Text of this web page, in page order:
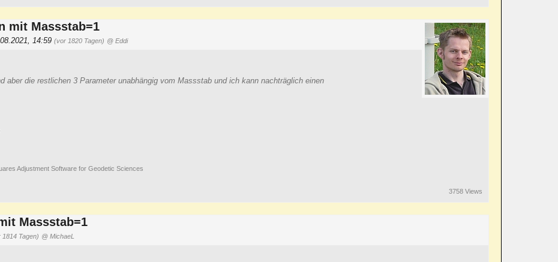
mit Massstab=1
14:59(vor 1820 Tagen) @ Eddi
aber die restlichen 3 Parameter unabhängig vom Massstab und ich kann nachträglich einen
Adjustment Software for Geodetic Sciences
3758 Views
Massstab=1
1814 Tagen) @ MichaeL